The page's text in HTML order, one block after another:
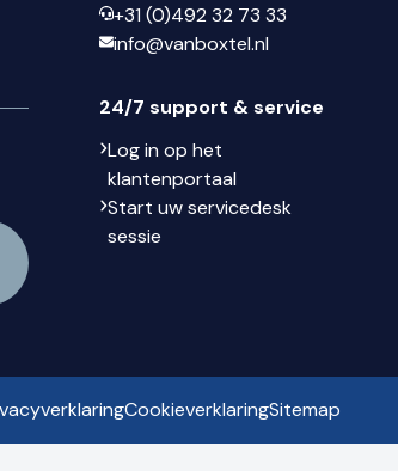
+31 (0)492 32 73 33
info@vanboxtel.nl
24/7 support & service
Log in op het
klantenportaal
Start uw servicedesk
sessie
CookieverklaringSitemap